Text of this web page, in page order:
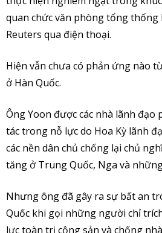
quan chức văn phòng tổng thống
Reuters qua điện thoại.
Hiện vẫn chưa có phản ứng nào
ở Hàn Quốc.
Ông Yoon được các nhà lãnh đạo
tác trong nỗ lực do Hoa Kỳ lãnh
các nền dân chủ chống lại chủ
tăng ở Trung Quốc, Nga và
Nhưng ông đã gây ra sự bất an
Quốc khi gọi những người chỉ
lực toàn trị cộng sản và chống